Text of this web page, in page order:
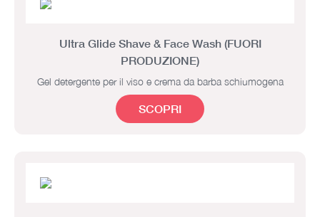
Ultra Glide Shave & Face Wash (FUORI
PRODUZIONE)
Gel detergente per il viso e crema da barba schiumogena
SCOPRI